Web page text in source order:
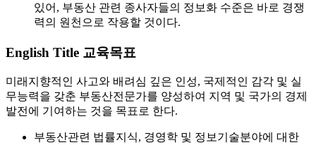
있어, 부동산 관련 종사자들의 정보화 수준은 바로 경쟁
력의 원천으로 작용할 것이다.
English Title 교육목표
미래지향적인 사고와 배려심 깊은 인성, 국제적인 감각 및 실
무능력을 갖춘 부동산전문가를 양성하여 지역 및 국가의 경제
발전에 기여하는 것을 목표로 한다.
부동산관련 법률지식, 경영학 및 정보기술분야에 대한